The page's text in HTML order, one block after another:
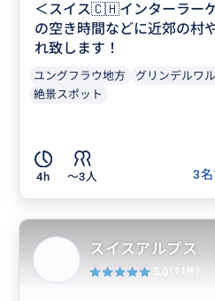
＜スイス🇨🇭インターラー
の空き時間などに近郊の村
れ致します！
ユングフラウ地方 グリンデルワ
絶景スポット
4h 〜3人
3
スイスアルプス
5.0 (11件)